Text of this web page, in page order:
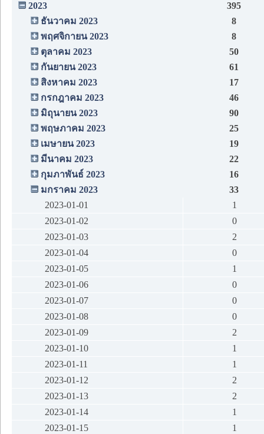
2023
395
ธันวาคม 2023
8
พฤศจิกายน 2023
8
ตุลาคม 2023
50
กันยายน 2023
61
สิงหาคม 2023
17
กรกฎาคม 2023
46
มิถุนายน 2023
90
พฤษภาคม 2023
25
เมษายน 2023
19
มีนาคม 2023
22
กุมภาพันธ์ 2023
16
มกราคม 2023
33
2023-01-01
1
2023-01-02
0
2023-01-03
2
2023-01-04
0
2023-01-05
1
2023-01-06
0
2023-01-07
0
2023-01-08
0
2023-01-09
2
2023-01-10
1
2023-01-11
1
2023-01-12
2
2023-01-13
2
2023-01-14
1
2023-01-15
1